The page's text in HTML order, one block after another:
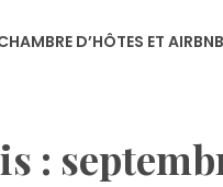
D’HÔTES ET
: